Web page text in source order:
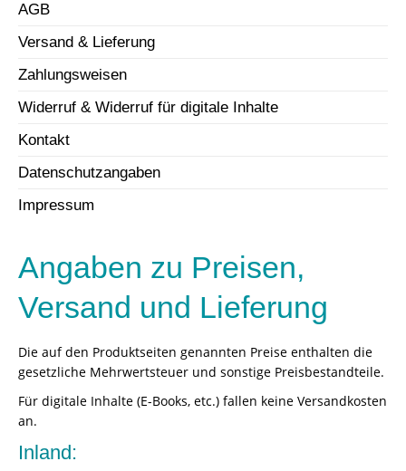
AGB
Versand & Lieferung
Zahlungsweisen
Widerruf & Widerruf für digitale Inhalte
Kontakt
Datenschutzangaben
Impressum
Angaben zu Preisen,
Versand und Lieferung
Die auf den Produktseiten genannten Preise enthalten die
gesetzliche Mehrwertsteuer und sonstige Preisbestandteile.
Für digitale Inhalte (E-Books, etc.) fallen keine Versandkosten
an.
Inland: